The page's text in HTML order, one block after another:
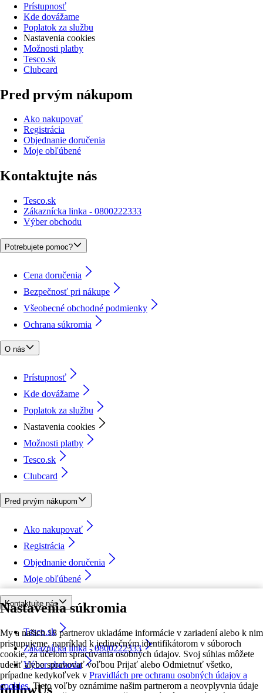
Nastavenia súkromia
My a našich 18 partnerov ukladáme informácie v zariadení alebo k nim
pristupujeme, napríklad k jedinečným identifikátorom v súboroch
cookie, za účelom spracúvania osobných údajov. Svoj súhlas môžete
udeliť alebo spravovať voľbou Prijať alebo Odmietnuť všetko,
prípadne kedykoľvek v Pravidlách pre ochranu osobných údajov a
cookies. Tieto voľby oznámime našim partnerom a neovplyvnia údaje
Prístupnosť
Kde dovážame
Poplatok za službu
Nastavenia cookies
Možnosti platby
Tesco.sk
Clubcard
Pred prvým nákupom
Ako nakupovať
Registrácia
Objednanie doručenia
Moje obľúbené
Kontaktujte nás
Tesco.sk
Zákaznícka linka - 0800222333
Výber obchodu
Potrebujete pomoc?
Cena doručenia
Bezpečnosť pri nákupe
Všeobecné obchodné podmienky
Ochrana súkromia
O nás
Prístupnosť
Kde dovážame
Poplatok za službu
Nastavenia cookies
Možnosti platby
Tesco.sk
Clubcard
Pred prvým nákupom
Ako nakupovať
Registrácia
Objednanie doručenia
Moje obľúbené
Kontaktujte nás
Tesco.sk
Zákaznícka linka - 0800222333
Výber obchodu
followUs